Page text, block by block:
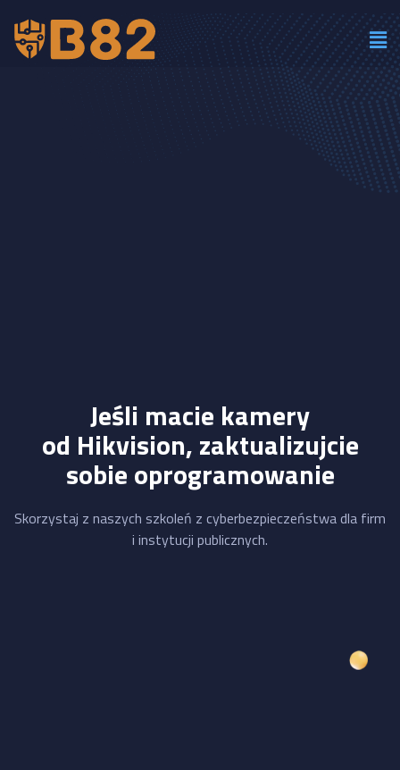
Jeśli macie kamery
od Hikvision, zaktualizujcie
sobie oprogramowanie
Skorzystaj z naszych szkoleń z cyberbezpieczeństwa dla firm
i instytucji publicznych.